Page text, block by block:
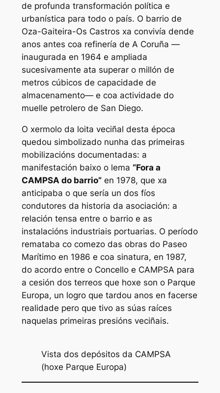
de profunda transformación política e
urbanística para todo o país. O barrio de
Oza-Gaiteira-Os Castros xa convivía dende
anos antes coa refinería de A Coruña —
inaugurada en 1964 e ampliada
sucesivamente ata superar o millón de
metros cúbicos de capacidade de
almacenamento— e coa actividade do
muelle petrolero de San Diego.
O xermolo da loita veciñal desta época
quedou simbolizado nunha das primeiras
mobilizacións documentadas: a
manifestación baixo o lema “Fora a
CAMPSA do barrio”en 1978, que xa
anticipaba o que sería un dos fíos
condutores da historia da asociación: a
relación tensa entre o barrio e as
instalacións industriais portuarias. O período
remataba co comezo das obras do Paseo
Marítimo en 1986 e coa sinatura, en 1987,
do acordo entre o Concello e CAMPSA para
a cesión dos terreos que hoxe son o Parque
Europa, un logro que tardou anos en facerse
realidade pero que tivo as súas raíces
naquelas primeiras presións veciñais.
Vista dos depósitos da CAMPSA
(hoxe Parque Europa)